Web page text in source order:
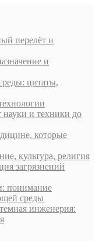
перелёт и
и
цитаты,
науки и техники до
которые
культура, религия
загрязнений
понимание
среды
инженерия: